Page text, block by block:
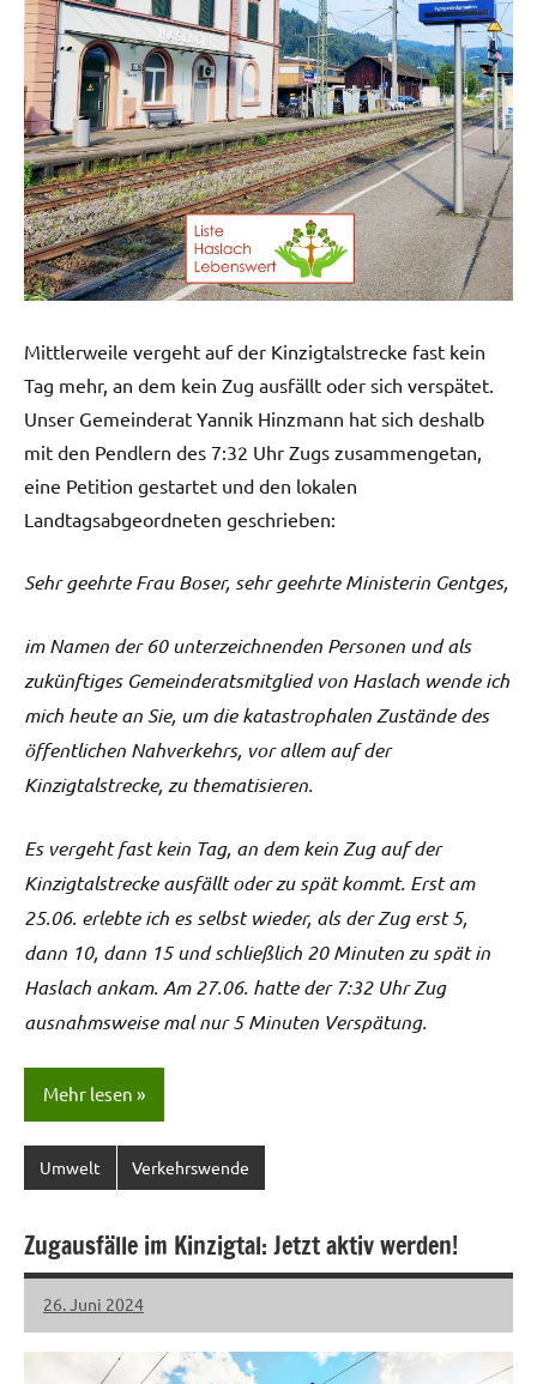
Mittlerweile vergeht auf der Kinzigtalstrecke fast kein
Tag mehr, an dem kein Zug ausfällt oder sich verspätet.
Unser Gemeinderat Yannik Hinzmann hat sich deshalb
mit den Pendlern des 7:32 Uhr Zugs zusammengetan,
eine Petition gestartet und den lokalen
Landtagsabgeordneten geschrieben:
Sehr geehrte Frau Boser, sehr geehrte Ministerin Gentges,
im Namen der 60 unterzeichnenden Personen und als
zukünftiges Gemeinderatsmitglied von Haslach wende ich
mich heute an Sie, um die katastrophalen Zustände des
öffentlichen Nahverkehrs, vor allem auf der
Kinzigtalstrecke, zu thematisieren.
Es vergeht fast kein Tag, an dem kein Zug auf der
Kinzigtalstrecke ausfällt oder zu spät kommt. Erst am
25.06. erlebte ich es selbst wieder, als der Zug erst 5,
dann 10, dann 15 und schließlich 20 Minuten zu spät in
Haslach ankam. Am 27.06. hatte der 7:32 Uhr Zug
ausnahmsweise mal nur 5 Minuten Verspätung.
Mehr lesen
Umwelt Verkehrswende
Zugausfälle im Kinzigtal: Jetzt aktiv werden!
26. Juni 2024
LHL
Keine
Kommentare